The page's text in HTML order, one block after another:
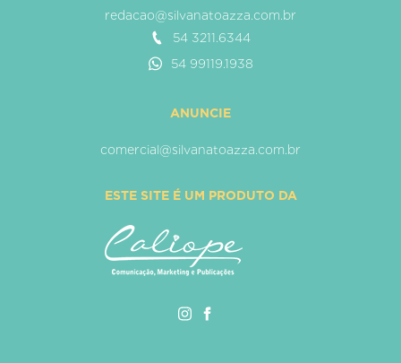
redacao@silvanatoazza.com.br
54 3211.6344
54 99119.1938
ANUNCIE
comercial@silvanatoazza.com.br
ESTE SITE É UM PRODUTO DA